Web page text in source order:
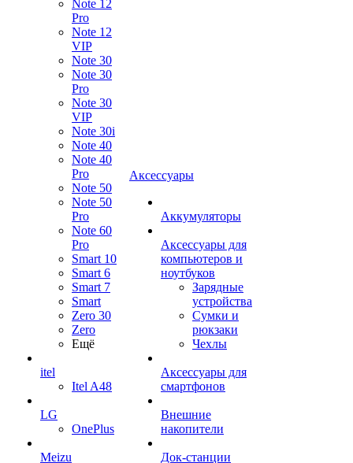
Note 12
Pro
Note 12
VIP
Note 30
Note 30
Pro
Note 30
VIP
Note 30i
Note 40
Note 40
Pro
Note 50
Note 50
Pro
Note 60
Pro
Smart 10
Smart 6
Smart 7
Smart
Zero 30
Zero
Ещё
itel
Itel A48
LG
OnePlus
Meizu
Аксессуары
Аккумуляторы
Аксессуары для
компьютеров и
ноутбуков
Зарядные
устройства
Сумки и
рюкзаки
Чехлы
Аксессуары для
смартфонов
Внешние
накопители
Док-станции